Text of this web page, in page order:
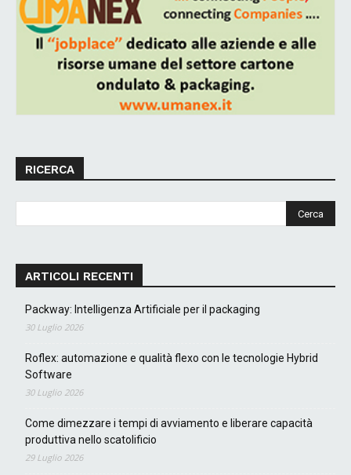
RICERCA
ARTICOLI RECENTI
Packway: Intelligenza Artificiale per il packaging
30 Luglio 2026
Roflex: automazione e qualità flexo con le tecnologie Hybrid
Software
30 Luglio 2026
Come dimezzare i tempi di avviamento e liberare capacità
produttiva nello scatolificio
29 Luglio 2026